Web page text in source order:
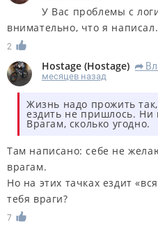
У Вас проблемы с
внимательно, что я написал.
2
Hostage (Hostage) R
месяцев назад
Жизнь надо прожить
ездить не пришлось.
Врагам, сколько угодно.
Там написано: себе не
врагам.
Но на этих тачках ездит
тебя враги?
7